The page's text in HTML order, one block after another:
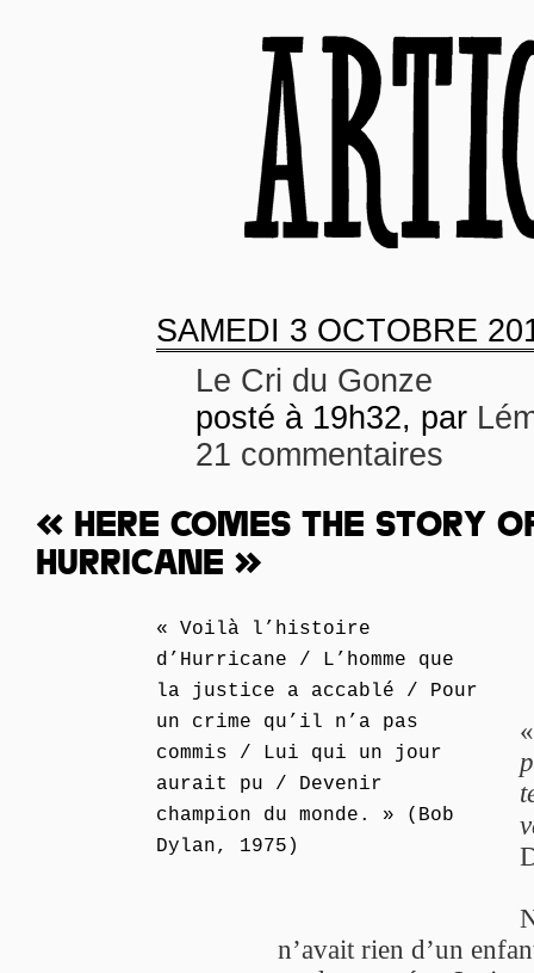
SAMEDI 3 OCTOBRE
Le Cri du Gonze
posté à 19h32, par
21 commentaires
« HERE COMES THE STORY
HURRICANE »
« Voilà l’histoire
d’Hurricane / L’homme que
la justice a accablé / Pour
un crime qu’il n’a pas
commis / Lui qui un jour
aurait pu / Devenir
champion du monde. » (Bob
Dylan, 1975)
n’avait rien d’un